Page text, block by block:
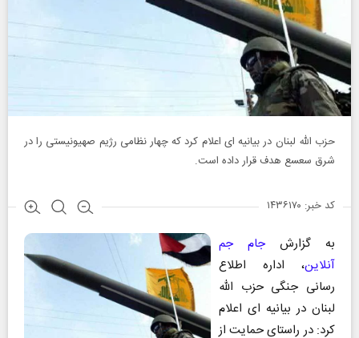
حزب الله لبنان در بیانیه ای اعلام کرد که چهار نظامی رژیم صهیونیستی را در
شرق سعسع هدف قرار داده است.
کد خبر: ۱۴۳۶۱۷۰
به گزارشجام جم
آنلاین، اداره اطلاع
رسانی جنگی حزب الله
لبنان در بیانیه ای اعلام
کرد: در راستای حمایت از